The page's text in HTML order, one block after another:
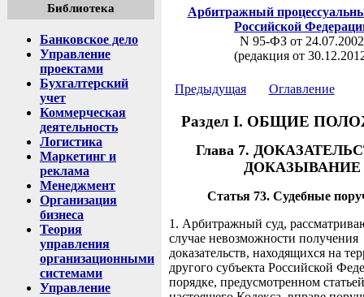
Библиотека
Банковское дело
Управление
проектами
Бухгалтерский
учет
Коммерческая
деятельность
Логистика
Маркетинг и
реклама
Менеджмент
Организация
бизнеса
Теория
управления
организационными
системами
Управление
Арбитражный
Российской
N 95-ФЗ от 24.07.2002
(редакция от
Предыдущая Оглавление
Раздел I. ОБЩИЕ
Глава 7.
ДОКАЗЫВАНИЕ
Статья 73. Судебные
1. Арбитражный суд,
случае невозможности получения
доказательств, находящихся на
другого субъекта Российской
порядке, предусмотренном